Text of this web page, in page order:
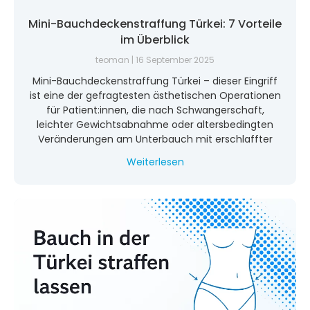
Mini-Bauchdeckenstraffung Türkei: 7 Vorteile
im Überblick
teoman 16 September 2025
Mini-Bauchdeckenstraffung Türkei – dieser Eingriff
ist eine der gefragtesten ästhetischen Operationen
für Patient:innen, die nach Schwangerschaft,
leichter Gewichtsabnahme oder altersbedingten
Veränderungen am Unterbauch mit erschlaffter
Weiterlesen